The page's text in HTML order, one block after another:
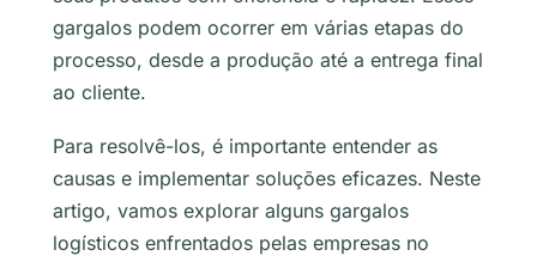
gargalos podem ocorrer em várias etapas do
processo, desde a produção até a entrega final
ao cliente.
Para resolvê-los, é importante entender as
causas e implementar soluções eficazes. Neste
artigo, vamos explorar alguns gargalos
logísticos enfrentados pelas empresas no